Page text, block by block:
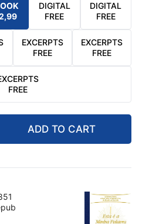
DIGITAL
FREE
DIGITAL
FREE
EXCERPTS
FREE
EXCERPTS
FREE
FREE
ADD TO CART